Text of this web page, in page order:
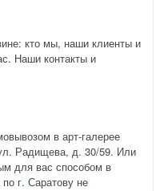
кто мы, наши клиенты и
Наши контакты и
в арт-галерее
Радищева, д. 30/59. Или
для вас способом в
г. Саратову не